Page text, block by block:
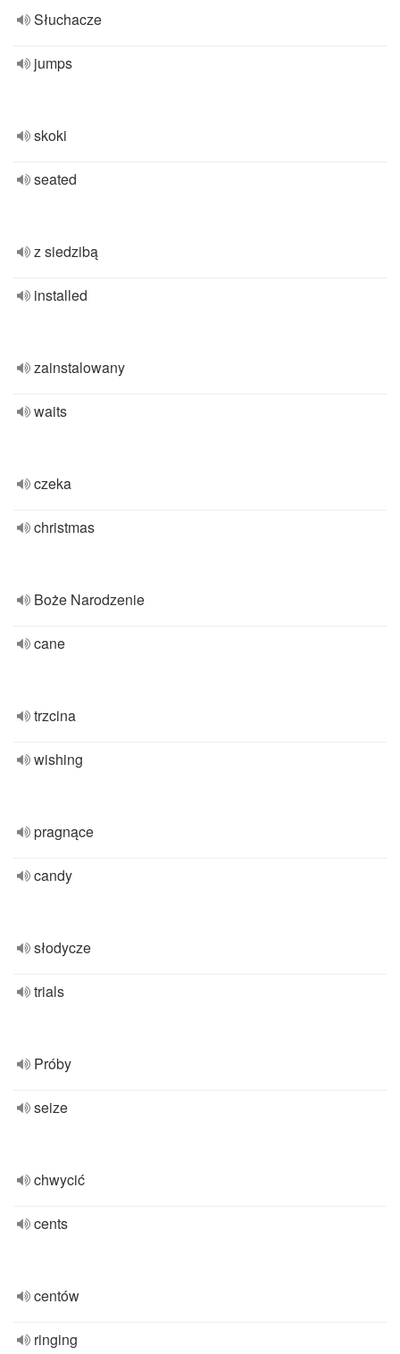
Słuchacze
jumps
skoki
seated
z siedzibą
installed
zainstalowany
waits
czeka
christmas
Boże Narodzenie
cane
trzcina
wishing
pragnące
candy
słodycze
trials
Próby
seize
chwycić
cents
centów
ringing